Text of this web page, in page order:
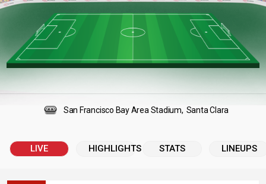
San Francisco Bay Area Stadium Santa Clara
LIVE HIGHLIGHTS STATS LINEUPS